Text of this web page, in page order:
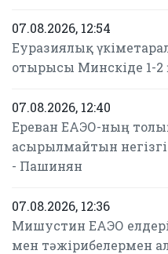
07.08.2026, 12:54
Еуразиялық
отырысы Минскіде 1-2
07.08.2026, 12:40
Ереван ЕАЭО-ның
асырылмайтын
- Пашинян
07.08.2026, 12:36
Мишустин ЕАЭО
мен тәжірибелермен